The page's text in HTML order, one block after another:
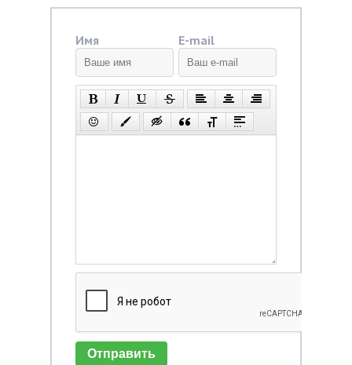
Имя E-mail
Отправить